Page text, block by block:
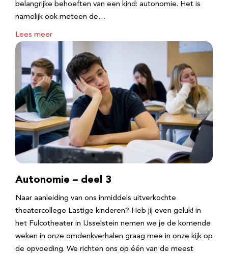
belangrijke behoeften van een kind: autonomie. Het is
namelijk ook meteen de…
Lees meer
Autonomie – deel 3
Naar aanleiding van ons inmiddels uitverkochte
theatercollege Lastige kinderen? Heb jij even geluk! in
het Fulcotheater in IJsselstein nemen we je de komende
weken in onze omdenkverhalen graag mee in onze kijk op
de opvoeding. We richten ons op één van de meest